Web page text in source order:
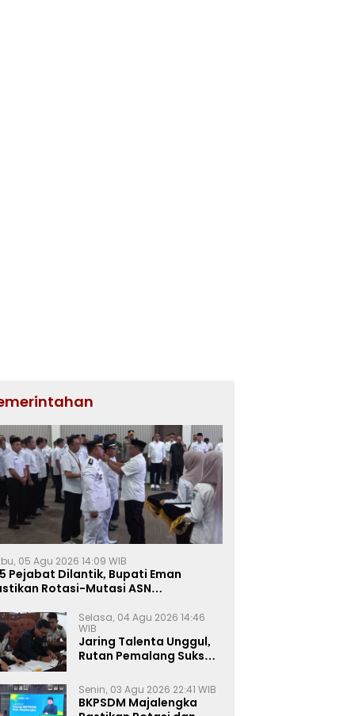
05 Agu 2026 14:09 WIB
Pejabat Dilantik, Bupati Eman
Rotasi-Mutasi ASN
Selasa, 04 Agu 2026 14:46
WIB
Jaring Talenta Unggul,
Rutan Pemalang Sukses
Wawancara Magang
Kemnaker
Senin, 03 Agu 2026 22:41 WIB
BKPSDM Majalengka